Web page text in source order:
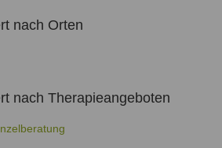
nach Orten
nach Therapieangeboten